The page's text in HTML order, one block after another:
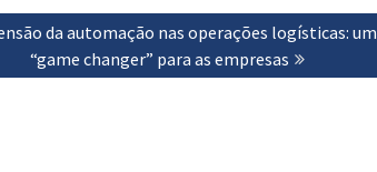
da automação nas operações logísticas: um
“game changer” para as empresas